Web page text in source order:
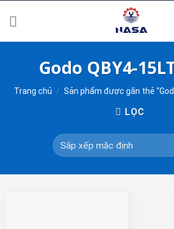
Godo QBY4-
Trang chủ / Sản phẩm được gắn thẻ
LỌC